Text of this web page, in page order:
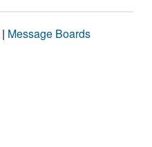
| Message Boards